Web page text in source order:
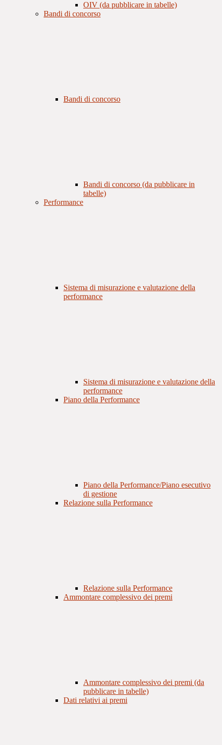
OIV (da pubblicare in tabelle)
Bandi di concorso
Bandi di concorso
Bandi di concorso (da pubblicare in
tabelle)
Performance
Sistema di misurazione e valutazione della
performance
Sistema di misurazione e valutazione della
performance
Piano della Performance
Piano della Performance/Piano esecutivo
di gestione
Relazione sulla Performance
Relazione sulla Performance
Ammontare complessivo dei premi
Ammontare complessivo dei premi (da
pubblicare in tabelle)
Dati relativi ai premi